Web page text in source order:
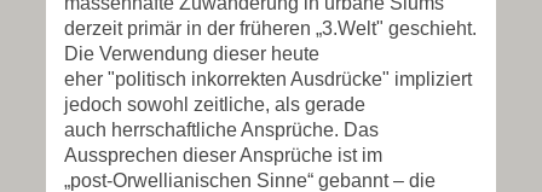
derzeit primär in der früheren „3.Welt" geschieht.
Die Verwendung dieser heute
eher "politisch inkorrekten Ausdrücke" impliziert
jedoch sowohl zeitliche, als gerade
auch herrschaftliche Ansprüche. Das
Aussprechen dieser Ansprüche ist im
„post-Orwellianischen Sinne“ gebannt – die